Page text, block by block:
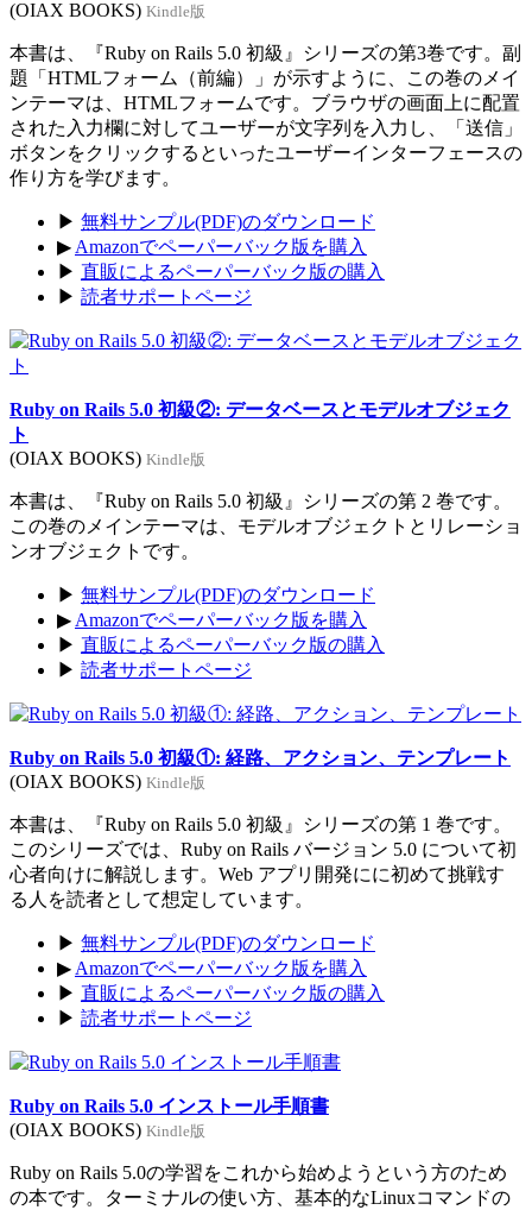
(OIAX BOOKS) Kindle版
本書は、『Ruby on Rails 5.0 初級』シリーズの第3巻です。副
題「HTMLフォーム（前編）」が示すように、この巻のメイ
ンテーマは、HTMLフォームです。ブラウザの画面上に配置
された入力欄に対してユーザーが文字列を入力し、「送信」
ボタンをクリックするといったユーザーインターフェースの
作り方を学びます。
▶ 無料サンプル(PDF)のダウンロード
▶ Amazonでペーパーバック版を購入
▶ 直販によるペーパーバック版の購入
▶ 読者サポートページ
Ruby on Rails 5.0 初級②: データベースとモデルオブジェク
ト
(OIAX BOOKS) Kindle版
本書は、『Ruby on Rails 5.0 初級』シリーズの第 2 巻です。
この巻のメインテーマは、モデルオブジェクトとリレーショ
ンオブジェクトです。
▶ 無料サンプル(PDF)のダウンロード
▶ Amazonでペーパーバック版を購入
▶ 直販によるペーパーバック版の購入
▶ 読者サポートページ
Ruby on Rails 5.0 初級①: 経路、アクション、テンプレート
(OIAX BOOKS) Kindle版
本書は、『Ruby on Rails 5.0 初級』シリーズの第 1 巻です。
このシリーズでは、Ruby on Rails バージョン 5.0 について初
心者向けに解説します。Web アプリ開発にに初めて挑戦す
る人を読者として想定しています。
▶ 無料サンプル(PDF)のダウンロード
▶ Amazonでペーパーバック版を購入
▶ 直販によるペーパーバック版の購入
▶ 読者サポートページ
Ruby on Rails 5.0 インストール手順書
(OIAX BOOKS) Kindle版
Ruby on Rails 5.0の学習をこれから始めようという方のため
の本です。ターミナルの使い方、基本的なLinuxコマンドの